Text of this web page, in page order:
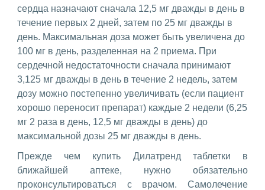
сердца назначают сначала 12,5 мг дважды в день в
течение первых 2 дней, затем по 25 мг дважды в
день. Максимальная доза может быть увеличена до
100 мг в день, разделенная на 2 приема. При
сердечной недостаточности сначала принимают
3,125 мг дважды в день в течение 2 недель, затем
дозу можно постепенно увеличивать (если пациент
хорошо переносит препарат) каждые 2 недели (6,25
мг 2 раза в день, 12,5 мг дважды в день) до
максимальной дозы 25 мг дважды в день.
Прежде чем купить Дилатренд таблетки в
ближайшей аптеке, нужно обязательно
проконсультироваться с врачом. Самолечение